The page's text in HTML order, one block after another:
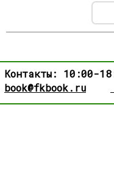
Контакты: 10:00-
book@fkbook.ru